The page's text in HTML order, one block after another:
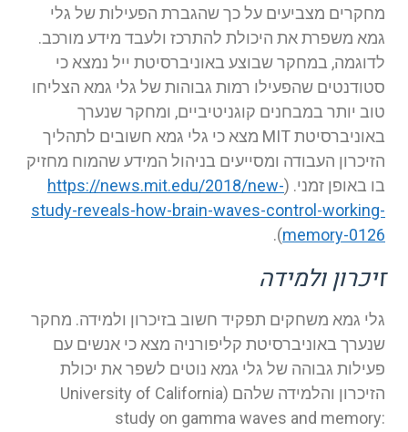
מחקרים מצביעים על כך שהגברת הפעילות של גלי
גמא משפרת את היכולת להתרכז ולעבד מידע מורכב.
לדוגמה, במחקר שבוצע באוניברסיטת ייל נמצא כי
סטודנטים שהפעילו רמות גבוהות של גלי גמא הצליחו
טוב יותר במבחנים קוגניטיביים, ומחקר שנערך
באוניברסיטת MIT מצא כי גלי גמא חשובים לתהליך
הזיכרון העבודה ומסייעים בניהול המידע שהמוח מחזיק
בו באופן זמני. (https://news.mit.edu/2018/new-
study-reveals-how-brain-waves-control-working-
memory-0126
).
זיכרון ולמידה
גלי גמא משחקים תפקיד חשוב בזיכרון ולמידה. מחקר
שנערך באוניברסיטת קליפורניה מצא כי אנשים עם
פעילות גבוהה של גלי גמא נוטים לשפר את יכולת
הזיכרון והלמידה שלהם (University of California
study on gamma waves and memory: